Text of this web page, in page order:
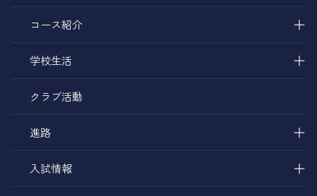
コース紹介 ＋
学校生活 ＋
クラブ活動
進路 ＋
入試情報 ＋